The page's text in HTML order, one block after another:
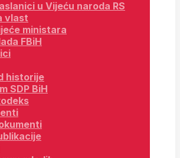
u Vijeću naroda RS
vlast
ministara
FBiH
historije
SDP BiH